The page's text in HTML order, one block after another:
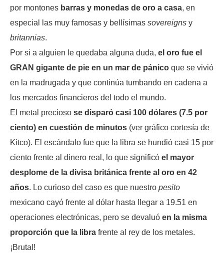
por montones barras y monedas de oro a casa, en
especial las muy famosas y bellísimas sovereigns y
britannias.
Por si a alguien le quedaba alguna duda, el oro fue el
GRAN gigante de pie en un mar de pánico que se vivió
en la madrugada y que continúa tumbando en cadena a
los mercados financieros del todo el mundo.
El metal precioso se disparó casi 100 dólares (7.5 por
ciento) en cuestión de minutos (ver gráfico cortesía de
Kitco). El escándalo fue que la libra se hundió casi 15 por
ciento frente al dinero real, lo que significó el mayor
desplome de la divisa británica frente al oro en 42
años. Lo curioso del caso es que nuestro pesito
mexicano cayó frente al dólar hasta llegar a 19.51 en
operaciones electrónicas, pero se devaluó en la misma
proporción que la libra frente al rey de los metales.
¡Brutal!